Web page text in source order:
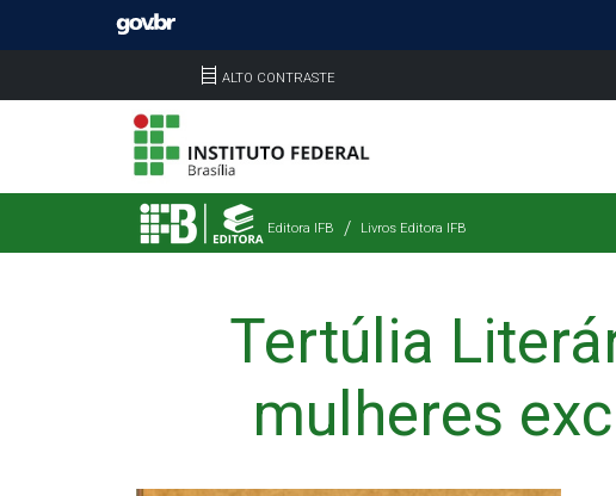
ALTO CONTRASTE
Editora IFB Livros Editora IFB
Tertúlia
mulheres